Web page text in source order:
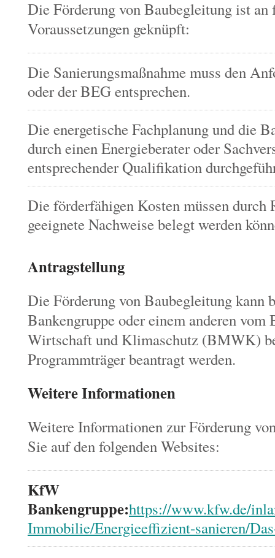
Die Förderung von Baubegleitung ist an
Voraussetzungen geknüpft:
Die Sanierungsmaßnahme muss den
oder der BEG entsprechen.
Die energetische Fachplanung und die
durch einen Energieberater oder
entsprechender Qualifikation
Die förderfähigen Kosten müssen durch
geeignete Nachweise belegt werden
Antragstellung
Die Förderung von Baubegleitung kann
Bankengruppe oder einem anderen
Wirtschaft und Klimaschutz (BMWK)
Programmträger beantragt werden.
Weitere Informationen
Weitere Informationen zur Förderung
Sie auf den folgenden Websites:
KfW
Bankengruppe:https://www.kfw.de/
Immobilie/Energieeffizient-sanieren/